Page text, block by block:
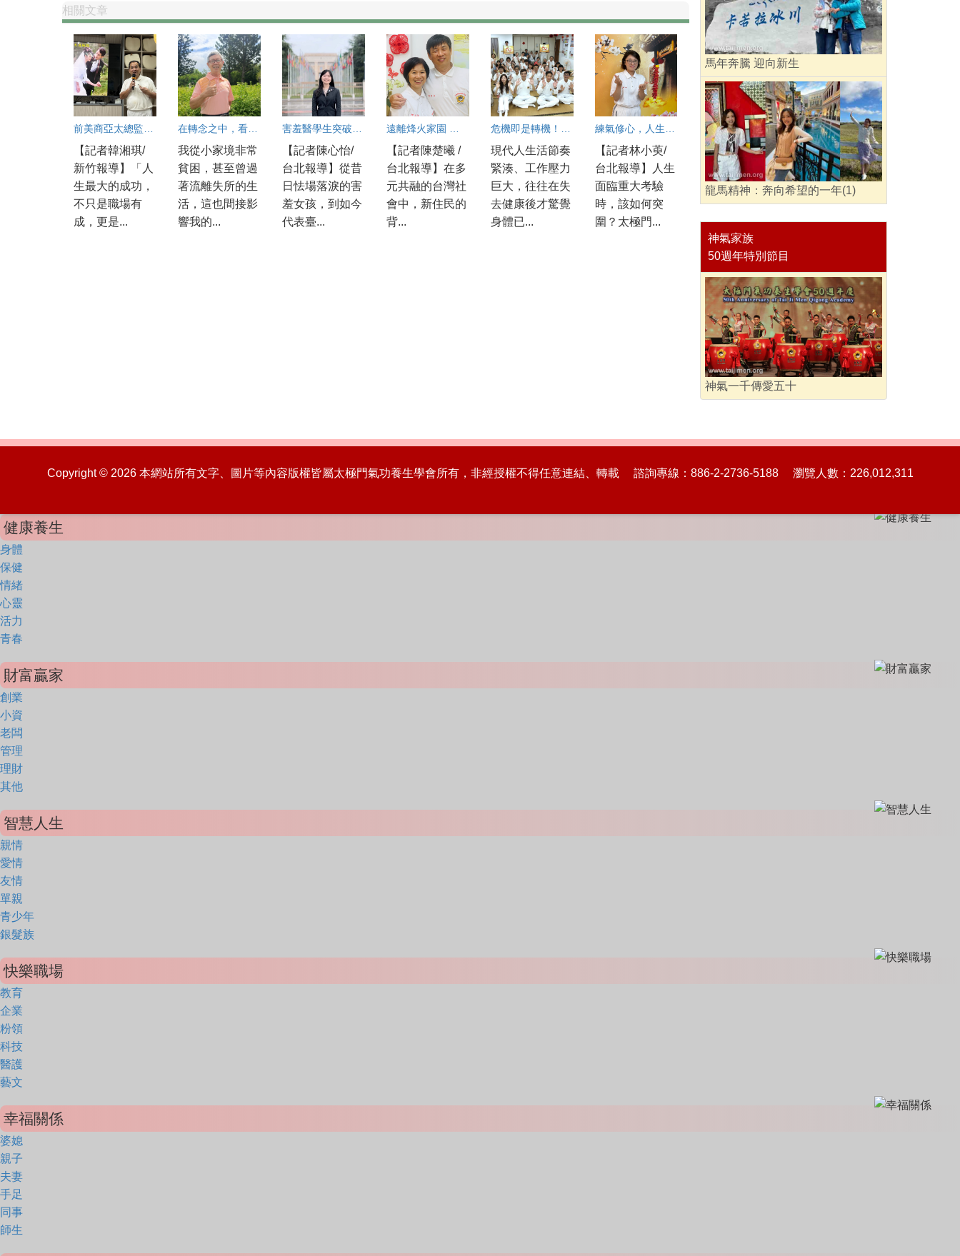
相關文章
前美商亞太總監分享人生智慧 以愛與良心走出圓滿職涯
【記者韓湘琪/
新竹報導】「人
生最大的成功，
不只是職場有
成，更是...
在轉念之中，看見更寬廣的人生
我從小家境非常
貧困，甚至曾過
著流離失所的生
活，這也間接影
響我的...
害羞醫學生突破自我 勇闖WHA國際舞台 入選百億圓夢計畫
【記者陳心怡/
台北報導】從昔
日怯場落淚的害
羞女孩，到如今
代表臺...
遠離烽火家園 越南華裔在太極門 改變命運 遇見幸福
【記者陳楚曦 /
台北報導】在多
元共融的台灣社
會中，新住民的
背...
危機即是轉機！科技智庫與電信專家都在太極門找回健康與心靈平衡
現代人生活節奏
緊湊、工作壓力
巨大，往往在失
去健康後才驚覺
身體已...
練氣修心，人生不再卡關
【記者林小萸/
台北報導】人生
面臨重大考驗
時，該如何突
圍？太極門...
馬年奔騰 迎向新生
龍馬精神：奔向希望的一年(1)
神氣家族
50週年特別節目
神氣一千傳愛五十
Copyright © 2026 本網站所有文字、圖片等內容版權皆屬太極門氣功養生學會所有，非經授權不得任意連結、轉載 諮詢專線：886-2-2736-5188 瀏覽人數：226,012,311
健康養生
身體
保健
情緒
心靈
活力
青春
財富贏家
創業
小資
老闆
管理
理財
其他
智慧人生
親情
愛情
友情
單親
青少年
銀髮族
快樂職場
教育
企業
粉領
科技
醫護
藝文
幸福關係
婆媳
親子
夫妻
手足
同事
師生